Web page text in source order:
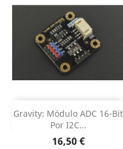
Gravity: Módulo ADC 16-Bit
Por I2C...
Preço
16,50 €
Adicionar 
Dados do produto